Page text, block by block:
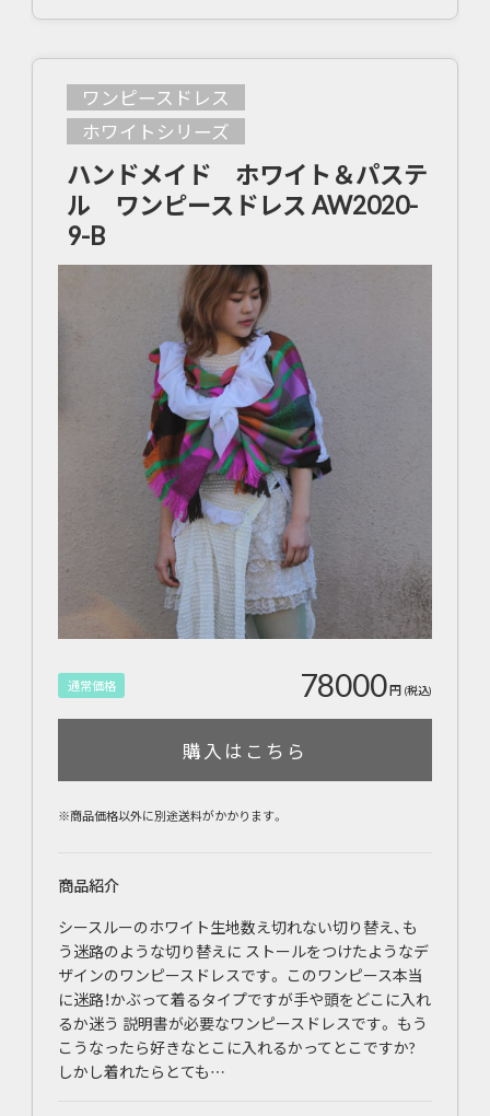
ワンピースドレス
ホワイトシリーズ
ハンドメイド ホワイト＆パステ
ル ワンピースドレス AW2020-
9-B
通常価格 78000円 (税込)
購入はこちら
※商品価格以外に別途送料がかかります。
商品紹介
シースルーのホワイト生地数え切れない切り替え、も
う迷路のような切り替えに ストールをつけたようなデ
ザインのワンピースドレスです。 このワンピース本当
に迷路！かぶって着るタイプですが手や頭をどこに入れ
るか迷う 説明書が必要なワンピースドレスです。 もう
こうなったら好きなとこに入れるかってとこですか?
しかし着れたらとても…